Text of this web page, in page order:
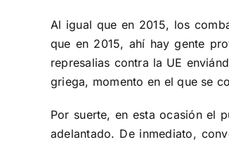
Al igual que en 2015, los
que en 2015, ahí hay gente
represalias contra la UE
griega, momento en el que se
Por suerte, en esta ocasión el
adelantado. De inmediato,